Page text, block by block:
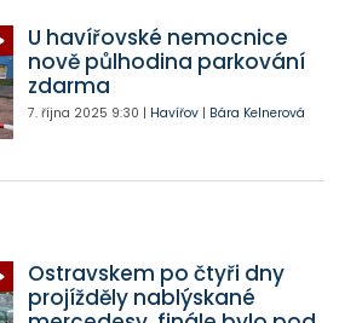
U havířovské nemocnice
nově půlhodina parkování
zdarma
7. října 2025 9:30 | Havířov| Bára Kelnerová
Ostravskem po čtyři dny
projížděly nablýskané